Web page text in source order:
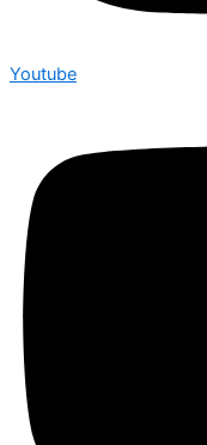
Youtube